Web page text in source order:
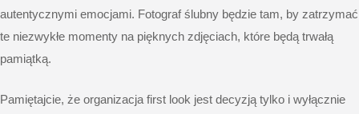
autentycznymi emocjami. Fotograf ślubny będzie tam, by zatrzymać
te niezwykłe momenty na pięknych zdjęciach, które będą trwałą
pamiątką.
Pamiętajcie, że organizacja first look jest decyzją tylko i wyłącznie